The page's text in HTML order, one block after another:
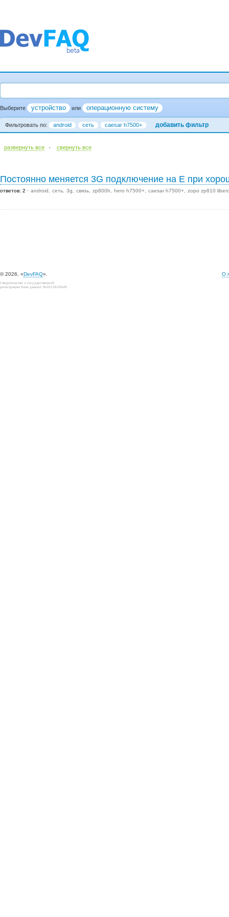
Выберите устройство или операционную систему
Фильтровать по: android сеть caesar h7500+ добавить фильтр
развернуть все · cвернуть все
Постоянно меняется 3G подключение на Е при
ответов: 2 android сеть 3g связь zp800h hero h7500+ caesar h7500+ zopo zp810
© 2026, «DevFAQ». О
Свидетельство о государственной
регистрации базы данных №2012620649.